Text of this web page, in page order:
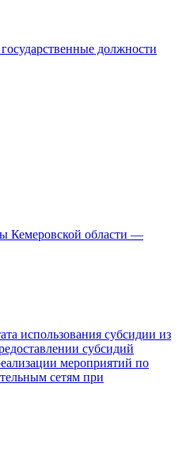
должности
Кемеровской области —
использования субсидии из
субсидий
мероприятий по
сетям при